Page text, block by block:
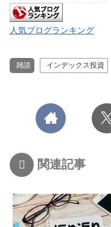
人気ブログランキング
雑談 インデックス投資
関連記事